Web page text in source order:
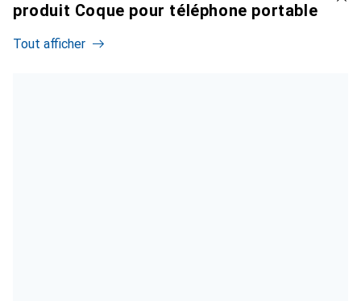
produit Coque pour téléphone portable
Tout afficher